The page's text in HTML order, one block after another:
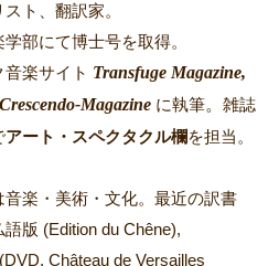
ト、翻訳家。
部にて博士号を取得。
楽サイト Transfuge Magazine,
Crescendo-Magazine に執筆。 雑誌
アート・スペクタクル欄を担当。
楽・美術・文化。最近の訳書
版 (Edition du Chêne),
Château de Versailles